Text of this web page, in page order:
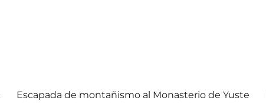
Escapada de montañismo al Monasterio de Yuste